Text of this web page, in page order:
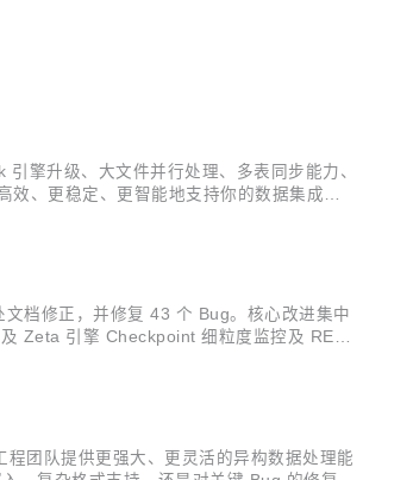
擎升级、大文件并行处理、多表同步能力、
、更稳定、更智能地支持你的数据集成工
档修正，并修复 43 个 Bug。核心改进集中
Zeta 引擎 Checkpoint 细粒度监控及 RES
团队提供更强大、更灵活的异构数据处理能